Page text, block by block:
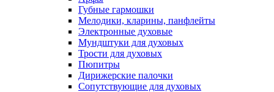
Губные гармошки
Мелодики, кларины, панфлейты
Электронные духовые
Мундштуки для духовых
Трости для духовых
Пюпитры
Дирижерские палочки
Сопутствующие для духовых